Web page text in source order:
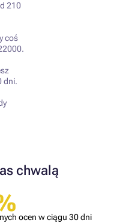
210
coś
dni.
chwalą
ocen w ciągu 30 dni